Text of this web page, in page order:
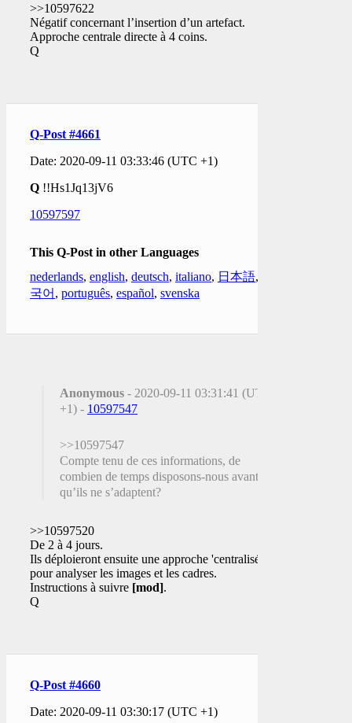
>>10597622
Négatif concernant l’insertion d’un artefact.
Approche centrale directe à 4 coins.
Q
Q-Post #4661
Date: 2020-09-11 03:33:46 (UTC +1)
Q !!Hs1Jq13jV6
10597597
This Q-Post in other Languages
nederlands, english, deutsch, italiano, 日本語,
국어 , português, español, svenska
Anonymous - 2020-09-11 03:31:41 (UTC
+1) - 10597547
>>10597547
Compte tenu de ces informations, de
combien de temps disposons-nous avant
qu’ils ne s’adaptent?
>>10597520
De 2 à 4 jours.
Ils déploieront ensuite une approche 'centralisée'
pour analyser les images et les cadres.
Instructions à suivre [mod].
Q
Q-Post #4660
Date: 2020-09-11 03:30:17 (UTC +1)